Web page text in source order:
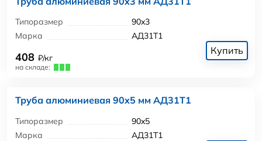
Типоразмер
90x3
Марка
АД31Т1
408 ₽/кг
на складе:
Купить
Труба алюминиевая 90x5 мм АД31Т1
Типоразмер
90x5
Марка
АД31Т1